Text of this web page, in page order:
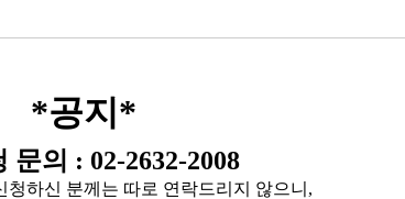
*공지*
문의 : 02-2632-2008
청하신 분께는 따로 연락드리지 않으니,